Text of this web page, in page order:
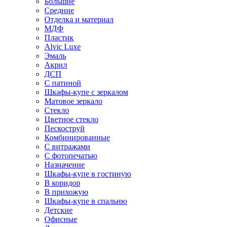
Средние
Отделка и материал
МДФ
Пластик
Alvic Luxe
Эмаль
Акрил
ДСП
С патиной
Шкафы-купе с зеркалом
Матовое зеркало
Стекло
Цветное стекло
Пескоструй
Комбинированные
С витражами
С фотопечатью
Назначение
Шкафы-купе в гостиную
В коридор
В прихожую
Шкафы-купе в спальню
Детские
Офисные